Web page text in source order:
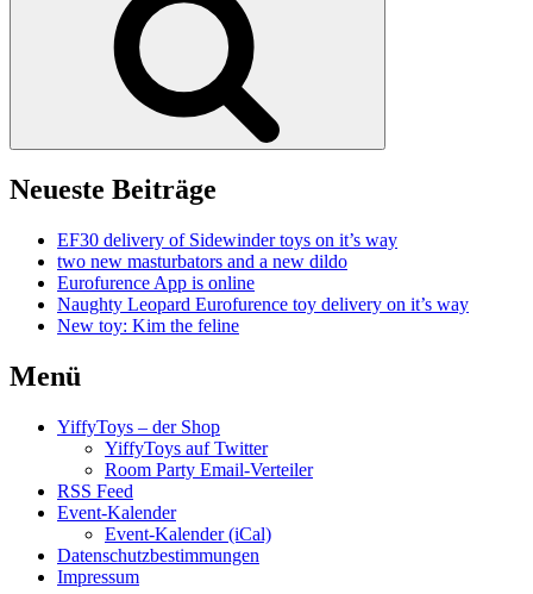
Neueste Beiträge
EF30 delivery of Sidewinder toys on it’s way
two new masturbators and a new dildo
Eurofurence App is online
Naughty Leopard Eurofurence toy delivery on it’s way
New toy: Kim the feline
Menü
YiffyToys – der Shop
YiffyToys auf Twitter
Room Party Email-Verteiler
RSS Feed
Event-Kalender
Event-Kalender (iCal)
Datenschutzbestimmungen
Impressum